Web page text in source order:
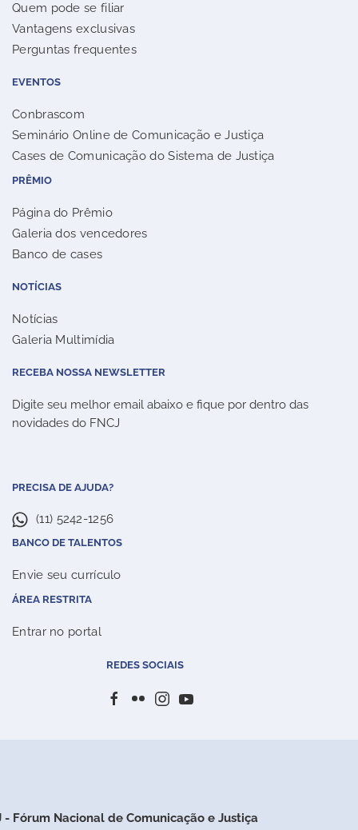
Quem pode se filiar
Vantagens exclusivas
Perguntas frequentes
EVENTOS
Conbrascom
Seminário Online de Comunicação e Justiça
Cases de Comunicação do Sistema de Justiça
PRÊMIO
Página do Prêmio
Galeria dos vencedores
Banco de cases
NOTÍCIAS
Notícias
Galeria Multimídia
RECEBA NOSSA NEWSLETTER
Digite seu melhor email abaixo e fique por dentro das
novidades do FNCJ
PRECISA DE AJUDA?
(11) 5242-1256
BANCO DE TALENTOS
Envie seu currículo
ÁREA RESTRITA
Entrar no portal
REDES SOCIAIS
- Fórum Nacional de Comunicação e Justiça